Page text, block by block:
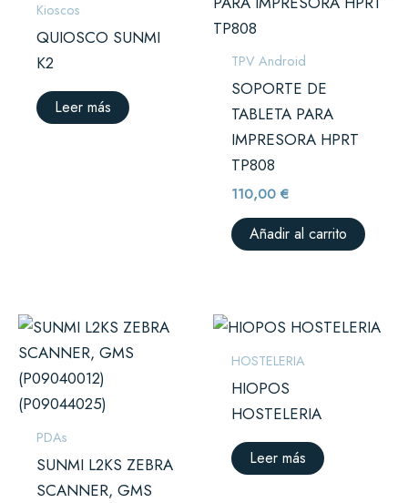
Kioscos
QUIOSCO SUNMI
K2
Leer más
TPV Android
SOPORTE DE
TABLETA PARA
IMPRESORA HPRT
TP808
110,00€
Añadir al carrito
PDAs
SUNMI L2KS ZEBRA
SCANNER, GMS
HOSTELERIA
HIOPOS
HOSTELERIA
Leer más